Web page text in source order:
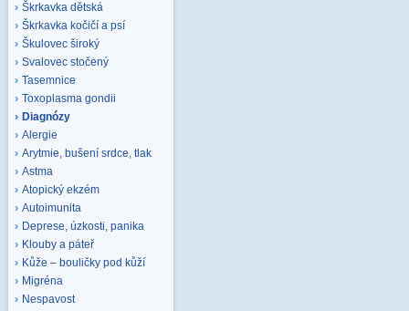
Škrkavka dětská
Škrkavka kočičí a psí
Škulovec široký
Svalovec stočený
Tasemnice
Toxoplasma gondii
Diagnózy
Alergie
Arytmie, bušení srdce, tlak
Astma
Atopický ekzém
Autoimunita
Deprese, úzkosti, panika
Klouby a páteř
Kůže – bouličky pod kůží
Migréna
Nespavost